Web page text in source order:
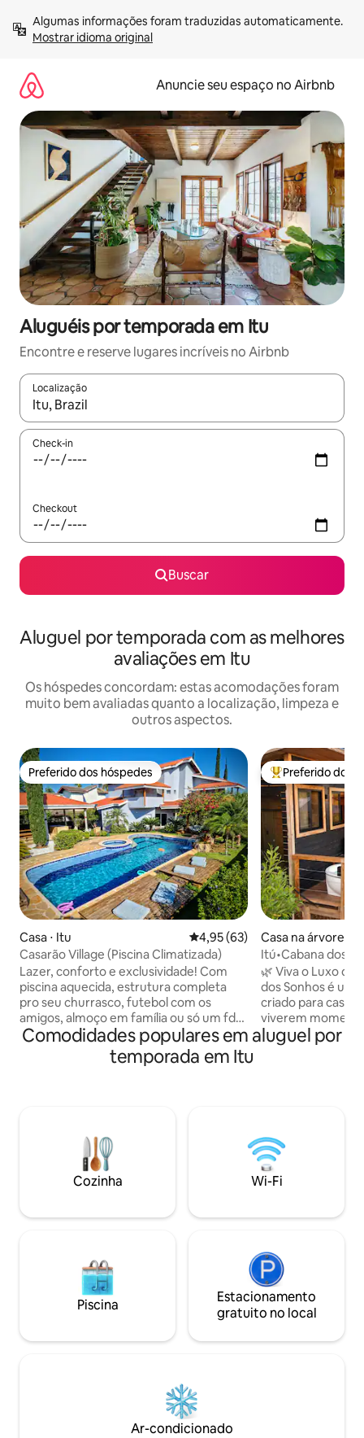
para
Mostrar idioma original
Anuncie seu espaço no Airbnb
Aluguéis por temporada em Itu
Encontre e reserve lugares incríveis no Airbnb
Localização
Quando os resultados estiverem disponíveis, explore-os
Check-in
Checkout
Buscar
Aluguel por temporada com as melhores
avaliações em Itu
Os hóspedes concordam: estas acomodações foram
muito bem avaliadas quanto a localização, limpeza e
outros aspectos.
Preferido dos hóspedes
Preferido dos hóspedes
Casa ⋅ Itu 4,95 de uma avaliação média
4,95 (63)
Casarão Village (Piscina Climatizada)
Lazer, conforto e exclusividade! Com
piscina aquecida, estrutura completa
pro seu churrasco, futebol com os
amigos, almoço em família ou só um fds
tranquilo na piscina, lendo um bom livro
e uma taça de vinho. Um paraíso e
cuidado em cada detalhe. Permita-se e
em VOLUME EXCESSIVO SÃO
EXTREMAMENTO RIGIDAS e PASSIVO DE
MULTA! Contamos com seu bom senso!
Entre os
Preferido dos
Casa na árvore ⋅
Itú•Cabana dos
Vista Única!
🌿 Viva o Luxo do
dos Sonhos é
criado para
viverem
natureza. Em
oferece cama
fogueira em
conforto e amor
Viva essa
Comodidades populares em aluguel por
temporada em Itu
Cozinha Wi-Fi
Piscina
Estacionamento
gratuito no local
Ar-condicionado